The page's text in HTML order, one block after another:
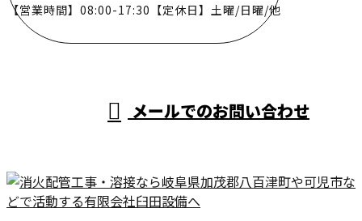
【営業時間】08:00-17:30【定休日】土曜/日曜/他
メールでのお問い合わせ